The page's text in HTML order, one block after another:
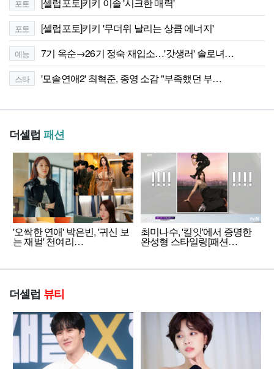
포토
포토 [셀럽포토]키키 '무더위 날리는 상큼 에너지'
예능 7기 옥순→26기 정숙 재입소…'갓생러' 솔로녀…
스타 '모솔연애2' 최혁준, 종영 소감 "부족했던 부…
더셀럽 패션
'오싹한 연애' 박은빈, '귀신 보
는 재벌' 천여리…
최미나수, '킬잇'에서 증명한
완성형 스타일링[패션…
더셀럽 뷰티